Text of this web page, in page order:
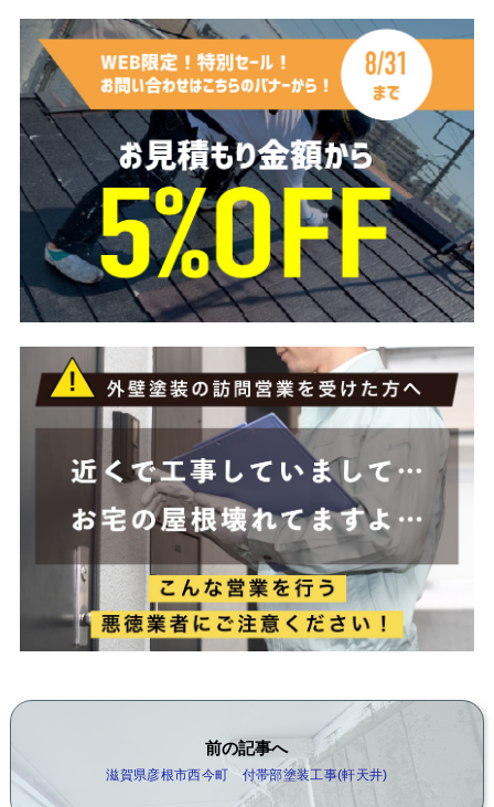
前の記事へ
滋賀県彦根市西今町 付帯部塗装工事(軒天井)